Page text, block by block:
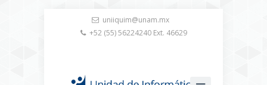
uniiquim@unam.mx
+52 (55) 56224240 Ext. 46629